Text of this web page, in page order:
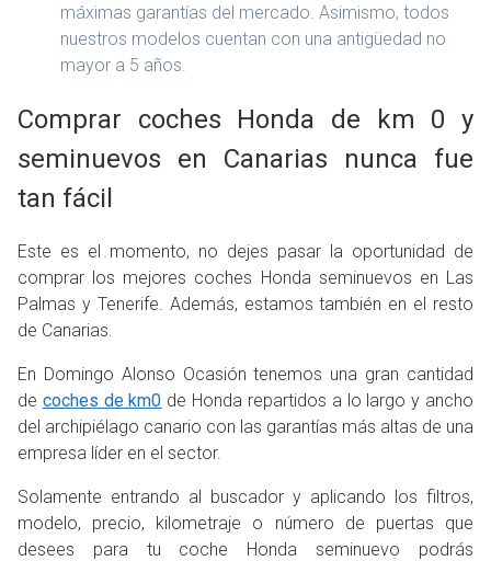
máximas garantías del mercado. Asimismo, todos
nuestros modelos cuentan con una antigüedad no
mayor a 5 años.
Comprar coches Honda de km 0 y
seminuevos en Canarias nunca fue
tan fácil
Este es el momento, no dejes pasar la oportunidad de
comprar los mejores coches Honda seminuevos en Las
Palmas y Tenerife. Además, estamos también en el resto
de Canarias.
En Domingo Alonso Ocasión tenemos una gran cantidad
de coches de km0 de Honda repartidos a lo largo y ancho
del archipiélago canario con las garantías más altas de una
empresa líder en el sector.
Solamente entrando al buscador y aplicando los filtros,
modelo, precio, kilometraje o número de puertas que
desees para tu coche Honda seminuevo podrás